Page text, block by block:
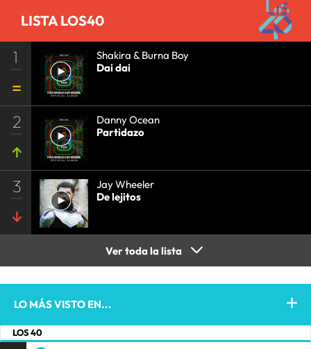
LISTA LOS40
1
Shakira & Burna Boy
Dai dai
2
Danny Ocean
Partidazo
3
Jay Wheeler
De lejitos
Ver toda la lista
LO MÁS VISTO EN...
LOS 40